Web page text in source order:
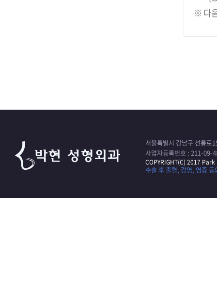
※ 다
서울특별시 강남구 선릉로
사업자등록번호 : 211-09-
COPYRIGHT(C) 2017
수술 후 출혈, 감염, 염증